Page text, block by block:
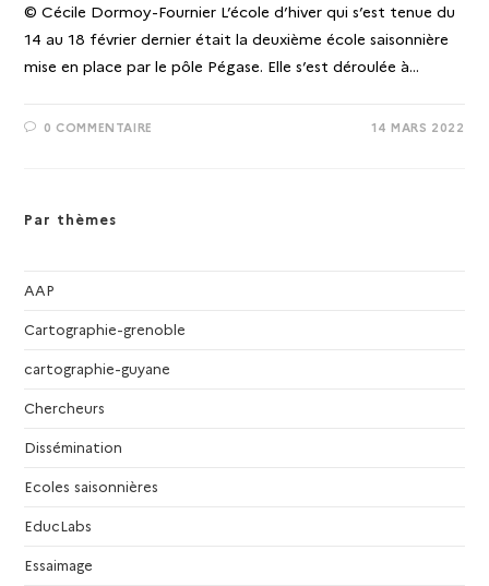
© Cécile Dormoy-Fournier L’école d’hiver qui s’est tenue du
14 au 18 février dernier était la deuxième école saisonnière
mise en place par le pôle Pégase. Elle s’est déroulée à…
0 COMMENTAIRE 14 MARS 2022
Par thèmes
AAP
Cartographie-grenoble
cartographie-guyane
Chercheurs
Dissémination
Ecoles saisonnières
EducLabs
Essaimage